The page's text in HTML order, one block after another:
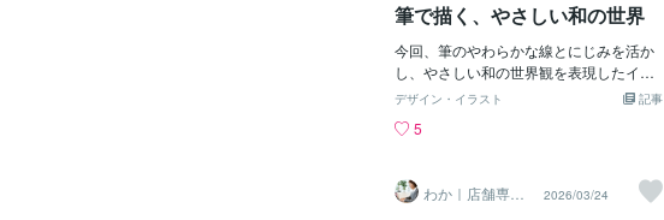
筆で描く、やさしい和の世界
今回、筆のやわらかな線とにじみを活か
し、やさしい和の世界観を表現したイラ
ストを制作しました。手描きならではの
ちが少しやわらぐような、落ち着いた雰
しきれない、筆のかすれやにじみが、作
品に自然な温かみを与えてくれます。和
記事
デザイン・イラスト
5
わか｜店舗専門
webデザイナー
2026/03/24